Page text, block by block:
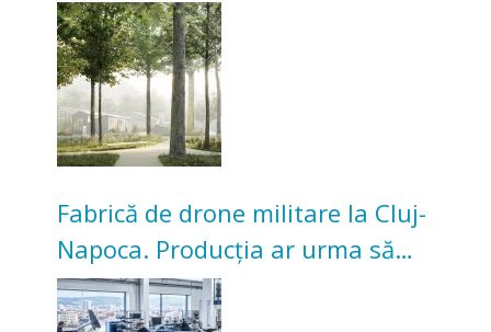
transformarea Grădinii Casei
Universitarilor
Fabrică de drone militare la Cluj-
Napoca. Producția ar urma să
înceapă în toamna acestui an